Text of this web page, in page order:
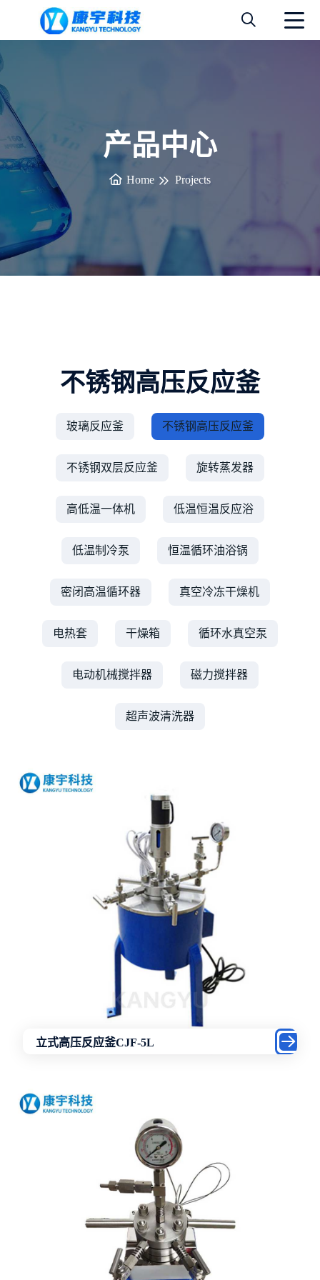
产品中心
Home Projects
不锈钢高压反应釜
玻璃反应釜 不锈钢高压反应釜
不锈钢双层反应釜 旋转蒸发器
高低温一体机 低温恒温反应浴
低温制冷泵 恒温循环油浴锅
密闭高温循环器 真空冷冻干燥机
电热套 干燥箱 循环水真空泵
电动机械搅拌器 磁力搅拌器
超声波清洗器
立式高压反应釜CJF-5L